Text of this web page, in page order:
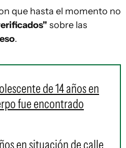
que hasta el momento no
sobre las
.
de 14 años en
fue encontrado
en situación de calle